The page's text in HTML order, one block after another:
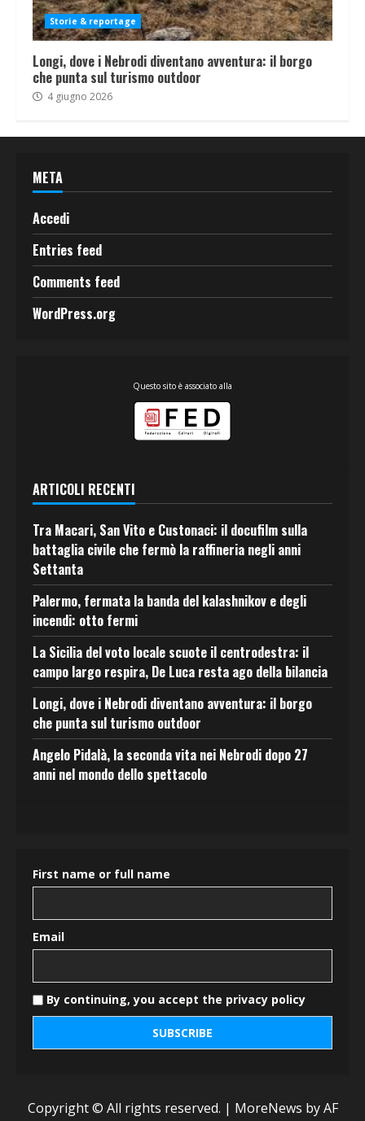
Storie & reportage
Longi, dove i Nebrodi diventano avventura: il borgo
che punta sul turismo outdoor
4 giugno 2026
META
Accedi
Entries feed
Comments feed
WordPress.org
Questo sito è associato alla
ARTICOLI RECENTI
Tra Macari, San Vito e Custonaci: il docufilm sulla
battaglia civile che fermò la raffineria negli anni
Settanta
Palermo, fermata la banda del kalashnikov e degli
incendi: otto fermi
La Sicilia del voto locale scuote il centrodestra: il
campo largo respira, De Luca resta ago della bilancia
Longi, dove i Nebrodi diventano avventura: il borgo
che punta sul turismo outdoor
Angelo Pidalà, la seconda vita nei Nebrodi dopo 27
anni nel mondo dello spettacolo
First name or full name
Email
By continuing, you accept the privacy policy
Copyright © All rights reserved. | MoreNews by AF